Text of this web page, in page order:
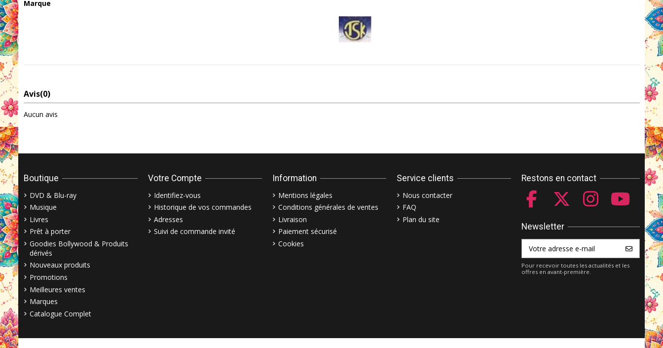
Marque
Avis(0)
Aucun avis
Boutique
DVD & Blu-ray
Musique
Livres
Prêt à porter
Goodies Bollywood & Produits
dérivés
Nouveaux produits
Promotions
Meilleures ventes
Marques
Catalogue Complet
Votre Compte
Identifiez-vous
Historique de vos commandes
Adresses
Suivi de commande invité
Information
Mentions légales
Conditions générales de ventes
Livraison
Paiement sécurisé
Cookies
Service clients
Nous contacter
FAQ
Plan du site
Restons en contact
Newsletter
Pour recevoir toutes les actualités et les
offres en avant-première.